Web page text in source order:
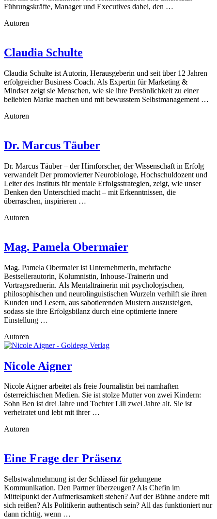
Führungskräfte, Manager und Executives dabei, den …
Autoren
Claudia Schulte
Claudia Schulte ist Autorin, Herausgeberin und seit über 12 Jahren
erfolgreicher Business Coach. Als Expertin für Marketing &
Mindset zeigt sie Menschen, wie sie ihre Persönlichkeit zu einer
beliebten Marke machen und mit bewusstem Selbstmanagement …
Autoren
Dr. Marcus Täuber
Dr. Marcus Täuber – der Hirnforscher, der Wissenschaft in Erfolg
verwandelt Der promovierter Neurobiologe, Hochschuldozent und
Leiter des Instituts für mentale Erfolgsstrategien, zeigt, wie unser
Denken den Unterschied macht – mit Erkenntnissen, die
überraschen, inspirieren …
Autoren
Mag. Pamela Obermaier
Mag. Pamela Obermaier ist Unternehmerin, mehrfache
Bestsellerautorin, Kolumnistin, Inhouse-Trainerin und
Vortragsrednerin. Als Mentaltrainerin mit psychologischen,
philosophischen und neurolinguistischen Wurzeln verhilft sie ihren
Kunden und Lesern, aus sabotierenden Mustern auszusteigen,
sodass sie ihre Erfolgsbilanz durch eine optimierte innere
Einstellung …
Autoren
Nicole Aigner
Nicole Aigner arbeitet als freie Journalistin bei namhaften
österreichischen Medien. Sie ist stolze Mutter von zwei Kindern:
Sohn Ben ist drei Jahre und Tochter Lili zwei Jahre alt. Sie ist
verheiratet und lebt mit ihrer …
Autoren
Eine Frage der Präsenz
Selbstwahrnehmung ist der Schlüssel für gelungene
Kommunikation. Den Partner überzeugen? Als Chefin im
Mittelpunkt der Aufmerksamkeit stehen? Auf der Bühne andere mit
sich reißen? Als Politikerin authentisch sein? All das funktioniert nur
dann richtig, wenn …